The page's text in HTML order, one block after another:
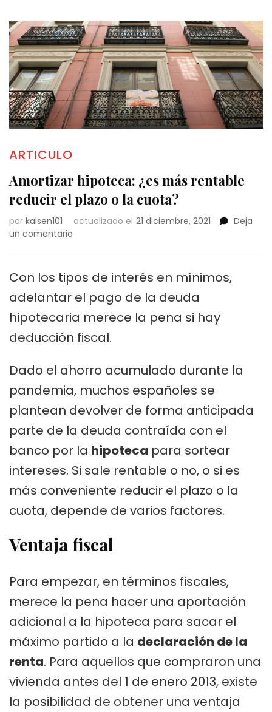
ARTICULO
Amortizar hipoteca: ¿es más rentable
reducir el plazo o la cuota?
por kaisen101 actualizado el 21 diciembre, 2021
Deja
un comentario
más
rentable
el
plazo
cuota?
Con los tipos de interés en mínimos,
adelantar el pago de la deuda
hipotecaria merece la pena si hay
deducción fiscal.
Dado el ahorro acumulado durante la
pandemia, muchos españoles se
plantean devolver de forma anticipada
parte de la deuda contraída con el
banco por la hipoteca para sortear
intereses. Si sale rentable o no, o si es
más conveniente reducir el plazo o la
cuota, depende de varios factores.
Ventaja fiscal
Para empezar, en términos fiscales,
merece la pena hacer una aportación
adicional a la hipoteca para sacar el
máximo partido a la declaración de la
renta. Para aquellos que compraron una
vivienda antes del 1 de enero 2013, existe
la posibilidad de obtener una ventaja